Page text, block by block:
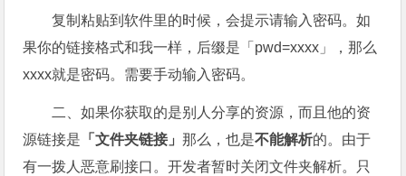
复制粘贴到软件里的时候，会提示请输入密码。如
果你的链接格式和我一样，后缀是「pwd=xxxx」，那么
xxxx就是密码。需要手动输入密码。
二、如果你获取的是别人分享的资源，而且他的资
源链接是 「文件夹链接」那么，也是不能解析的。由于
有一拨人恶意刷接口。开发者暂时关闭文件夹解析。只